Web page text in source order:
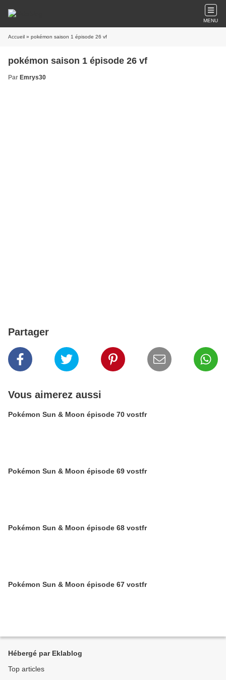
MENU
Accueil » pokémon saison 1 épisode 26 vf
pokémon saison 1 épisode 26 vf
Par Emrys30
Partager
Vous aimerez aussi
Pokémon Sun & Moon épisode 70 vostfr
Pokémon Sun & Moon épisode 69 vostfr
Pokémon Sun & Moon épisode 68 vostfr
Pokémon Sun & Moon épisode 67 vostfr
Hébergé par Eklablog
Top articles